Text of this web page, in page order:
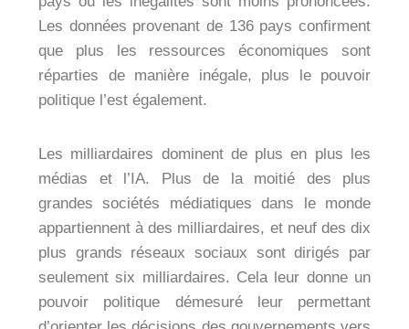
Les données provenant de 136 pays confirment
que plus les ressources économiques sont
réparties de manière inégale, plus le pouvoir
politique l’est également.
Les milliardaires dominent de plus en plus les
médias et l’IA. Plus de la moitié des plus
grandes sociétés médiatiques dans le monde
appartiennent à des milliardaires, et neuf des dix
plus grands réseaux sociaux sont dirigés par
seulement six milliardaires. Cela leur donne un
pouvoir politique démesuré leur permettant